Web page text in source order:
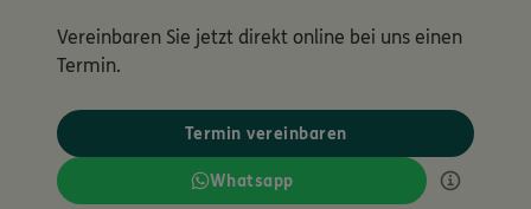
Vereinbaren Sie jetzt direkt online bei uns einen
Termin.
Termin vereinbaren
Whatsapp